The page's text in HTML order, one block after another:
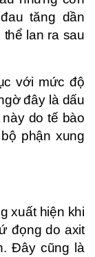
tăng dần
lan ra sau
với mức độ
đây là dấu
do tế bào
phận xung
xuất hiện khi
đọng do axit
Đây cũng là